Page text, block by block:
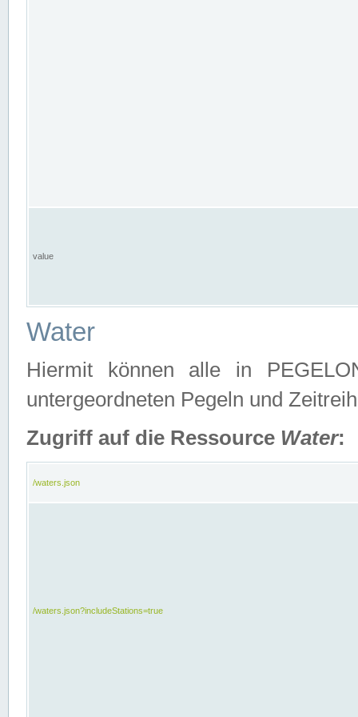
value
Water
Hiermit können alle in
untergeordneten Pegeln und
Zugriff auf die Ressource Water:
/waters.json
/waters.json?includeStations=true